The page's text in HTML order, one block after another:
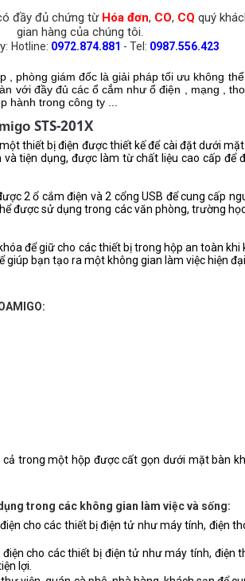
đầy đủ chứng từ Hóa đơn, CO, CQ quý
gian hàng của chúng tôi.
Hotline: 0972.874.881 - Tel: 0987.556.423
, phòng giám đốc là giải pháp tối ưu không
với đầy đủ các ổ cắm như ổ điện , mạng ,
hành trong công ty ...
STS-201X
thiết bị điện được thiết kế để cài đặt dưới
tiện dụng, được làm từ chất liệu cao cấp
2 ổ cắm điện và 2 cổng USB để cung cấp
được sử dụng trong các văn phòng, trường
để giữ cho các thiết bị trong hộp an toàn khi
giúp bạn tạo ra một không gian làm việc hiện
trong một hộp được cất gọn dưới mặt bàn
trong các không gian làm việc và sống:
cho các thiết bị điện tử như máy tính, điện
cho các thiết bị điện tử như máy tính, điện
lợi.